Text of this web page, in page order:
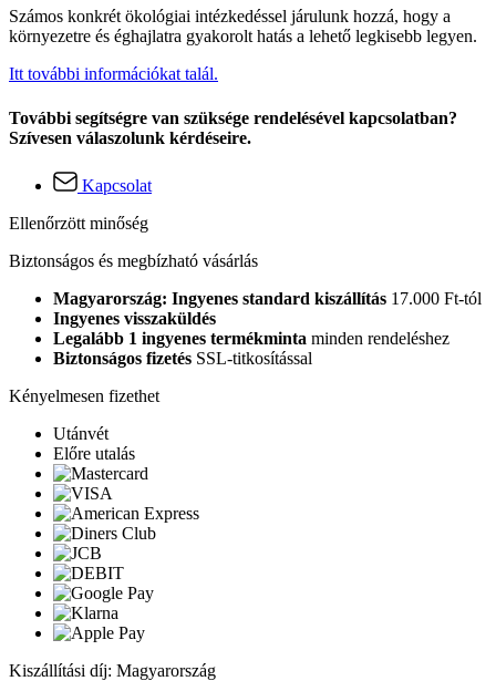
Számos konkrét ökológiai intézkedéssel járulunk hozzá, hogy a
környezetre és éghajlatra gyakorolt hatás a lehető legkisebb legyen.
Itt további információkat talál.
További segítségre van szüksége rendelésével kapcsolatban?
Szívesen válaszolunk kérdéseire.
Kapcsolat
Ellenőrzött minőség
Biztonságos és megbízható vásárlás
Magyarország: Ingyenes standard kiszállítás 17.000 Ft-tól
Ingyenes visszaküldés
Legalább 1 ingyenes termékminta minden rendeléshez
Biztonságos fizetés SSL-titkosítással
Kényelmesen fizethet
Utánvét
Előre utalás
Kiszállítási díj: Magyarország